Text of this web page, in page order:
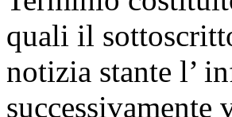
quali il
notizia stante l’